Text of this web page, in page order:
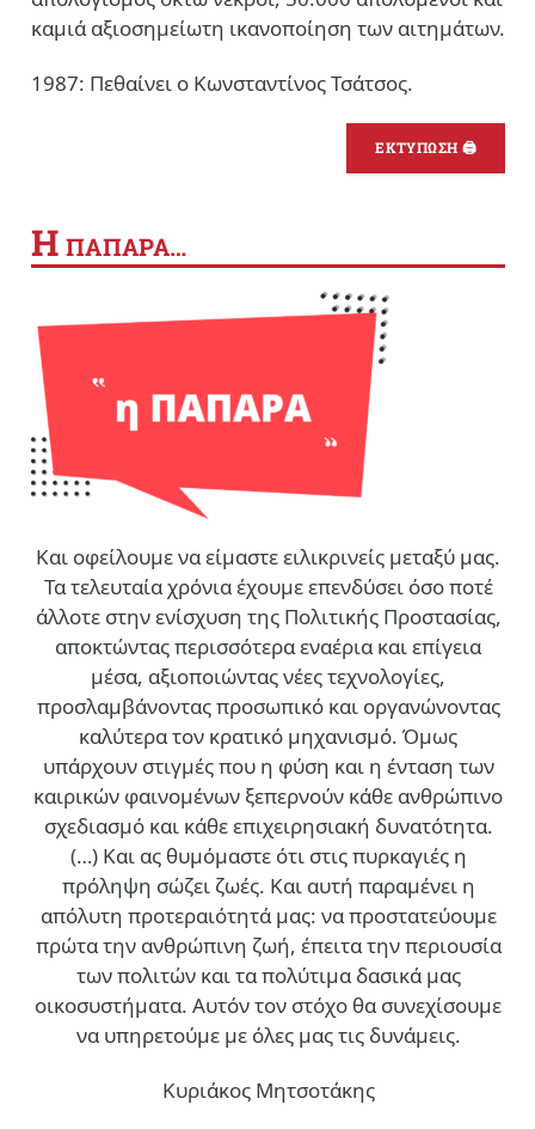
καμιά αξιοσημείωτη ικανοποίηση των αιτημάτων.
1987: Πεθαίνει ο Κωνσταντίνος Τσάτσος.
ΕΚΤΥΠΩΣΗ 🖨
Η ΠΑΠΑΡΑ…
Και οφείλουμε να είμαστε ειλικρινείς μεταξύ μας.
Τα τελευταία χρόνια έχουμε επενδύσει όσο ποτέ
άλλοτε στην ενίσχυση της Πολιτικής Προστασίας,
αποκτώντας περισσότερα εναέρια και επίγεια
μέσα, αξιοποιώντας νέες τεχνολογίες,
προσλαμβάνοντας προσωπικό και οργανώνοντας
καλύτερα τον κρατικό μηχανισμό. Όμως
υπάρχουν στιγμές που η φύση και η ένταση των
καιρικών φαινομένων ξεπερνούν κάθε ανθρώπινο
σχεδιασμό και κάθε επιχειρησιακή δυνατότητα.
(…) Και ας θυμόμαστε ότι στις πυρκαγιές η
πρόληψη σώζει ζωές. Και αυτή παραμένει η
απόλυτη προτεραιότητά μας: να προστατεύουμε
πρώτα την ανθρώπινη ζωή, έπειτα την περιουσία
των πολιτών και τα πολύτιμα δασικά μας
οικοσυστήματα. Αυτόν τον στόχο θα συνεχίσουμε
να υπηρετούμε με όλες μας τις δυνάμεις.
Κυριάκος Μητσοτάκης